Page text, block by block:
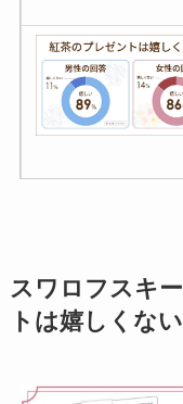
スワロフスキ
トは嬉しくな